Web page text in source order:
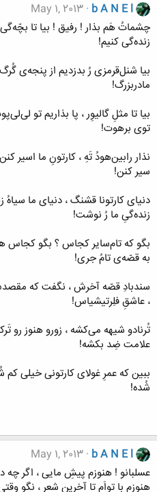
b A N E l
May 1, 2013
چشمات‌ُ هَم‌ بذار ! رفیق‌ ! بیا تا
زنده‌گی‌ کنیم‌!
بیا شنل‌قرمزی‌ رُ بدزدیم‌ از پنجه‌ی‌
مادربزرگ‌!
بیا تا مثل‌ِ گالیوِر ، پا بذاریم‌ تو
توی‌ برهوت‌!
نذار رابین‌هودُ تَه‌ِ ، کارتون‌ِ ما اسیر
سیر کنن‌!
دنیای‌ کارتونا قشنگ‌ ، دنیای‌ ما
زنده‌گی‌ِ ما رُ نوشت‌!
بگو که‌ تام‌سایر کجاس‌ ؟ بگو کجاس‌
به‌ قصّه‌ی‌ تام‌ُ جری‌!
سندبادِ قصّه‌ آخرش‌ ، نگفت‌ که‌
، عاشق‌ِ فلِرتیشیاس‌!
تُرنادو شیهه‌ می‌کشه‌ ، زورو هنوز رو
علامت‌ ضِد بکشه‌!
ببین‌ که‌ عمرِ غولای‌ کارتونی‌ خیلی‌ کم‌
شُده‌!
b A N E l
May 1, 2013
عسلبانو ! هنوزم‌ پیش‌ِ مایی‌ ، اگر
هنوزم‌ با تواَم‌ تا آخرین‌ شعر ، نگو